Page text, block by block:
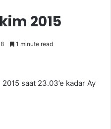
2015
1 minute read
2015 saat 23.03’e kadar Ay